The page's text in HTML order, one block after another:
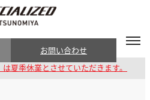
お問い合わせ
夏季休業とさせていただきます。